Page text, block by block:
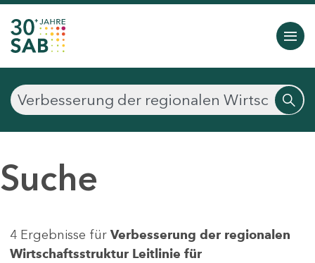
Suche
4 Ergebnisse für Verbesserung der regionalen
Wirtschaftsstruktur Leitlinie für